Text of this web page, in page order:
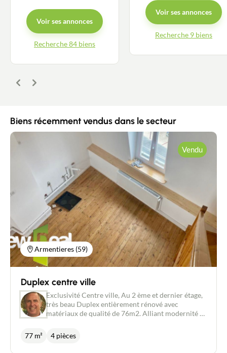
Voir ses annonces
Recherche 84 biens
Voir ses annonces
Recherche 9 biens
Précédent
Suivant
Biens récemment vendus dans le secteur
Armentieres (59)
Vendu
Duplex centre ville
Exclusivité Centre ville, Au 2 ème et dernier étage,
très beau Duplex entièrement rénové avec
matériaux de qualité de 76m2. Alliant modernité et
grande pièce de vie très lumineuse avec une cuisine
ouverte, une chambre, une salle de bain et wc. A
77 m² 4 pièces